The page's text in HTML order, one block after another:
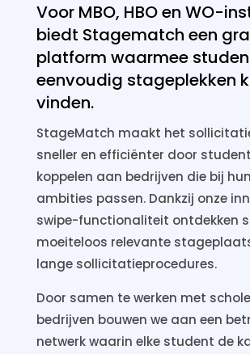
Voor MBO, HBO en WO-
biedt Stagematch een
platform waarmee
eenvoudig stageplekken
vinden.
StageMatch maakt het
sneller en efficiënter door
koppelen aan bedrijven die bij
ambities passen. Dankzij onze
swipe-functionaliteit ontdekken
moeiteloos relevante
lange sollicitatieprocedures.
Door samen te werken met
bedrijven bouwen we aan een
netwerk waarin elke student de